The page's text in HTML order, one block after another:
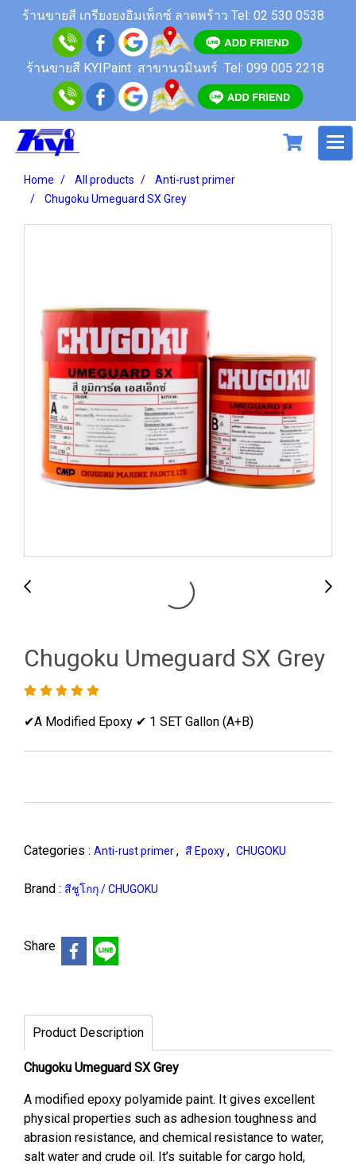
ร้านขายสี เกรียงยงอิมเพ็กซ์ ลาดพร้าว Tel: 02 530 0538
ร้านขายสี KYIPaint สาขานวมินทร์ Tel: 099 005 2218
Home All products
Anti-rust primer
Chugoku Umeguard SX Grey
Chugoku Umeguard SX Grey
✔A Modified Epoxy ✔ 1 SET Gallon (A+B)
Categories : Anti-rust primer, สี Epoxy, CHUGOKU
Brand : สีชูโกกุ / CHUGOKU
Share
Product Description
Chugoku Umeguard SX Grey
A modified epoxy polyamide paint. It gives excellent
physical properties such as adhesion toughness and
abrasion resistance, and chemical resistance to water,
salt water and crude oil. It’s suitable for cargo hold,